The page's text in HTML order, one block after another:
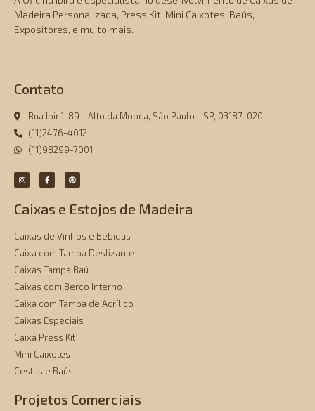
Madeira Personalizada, Press Kit, Mini Caixotes, Baús,
Expositores, e muito mais.
Contato
Rua Ibirá, 89 - Alto da Mooca, São Paulo - SP, 03187-020
(11)2476-4012
(11)98299-7001
Caixas e Estojos de Madeira
Caixas de Vinhos e Bebidas
Caixa com Tampa Deslizante
Caixas Tampa Baú
Caixas com Berço Interno
Caixa com Tampa de Acrílico
Caixas Especiais
Caixa Press Kit
Mini Caixotes
Cestas e Baús
Projetos Comerciais